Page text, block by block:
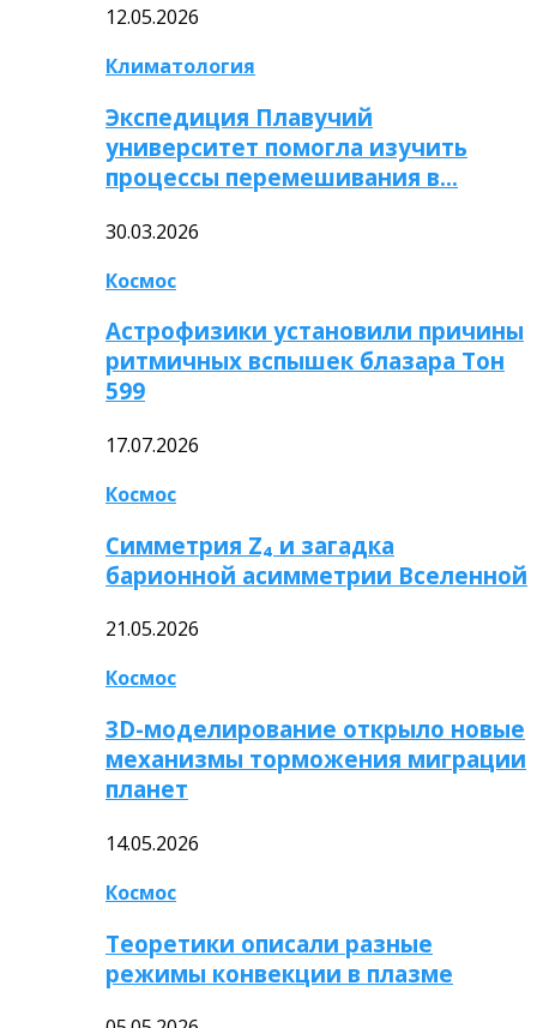
12.05.2026
Климатология
Экспедиция Плавучий
университет помогла изучить
процессы перемешивания в…
30.03.2026
Космос
Астрофизики установили причины
ритмичных вспышек блазара Тон
599
17.07.2026
Космос
Симметрия Z₄ и загадка
барионной асимметрии Вселенной
21.05.2026
Космос
3D-моделирование открыло новые
механизмы торможения миграции
планет
14.05.2026
Космос
Теоретики описали разные
режимы конвекции в плазме